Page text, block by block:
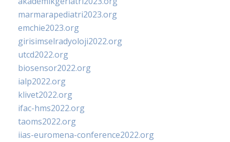
marmarapediatri2023.org
emchie2023.org
girisimselradyoloji2022.org
utcd2022.org
biosensor2022.org
ialp2022.org
klivet2022.org
ifac-hms2022.org
taoms2022.org
iias-euromena-conference2022.org